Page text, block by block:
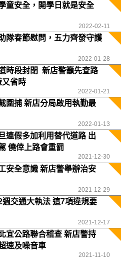
童安全，開學日就是安全
2022-02-11
隊春節慰問，五力齊發守護
2022-01-28
時段封閉 新店警籲先查路
省時
2022-01-21
圍捕 新店分局啟用執勤最
2022-01-13
連假多加利用替代道路 出
僥倖上路會重罰
2021-12-30
安全意識 新店警舉辦治安
2021-12-29
週交通大執法 這7項違規要
2021-12-17
宜公路聯合稽查 新店警持
速及噪音車
2021-11-10